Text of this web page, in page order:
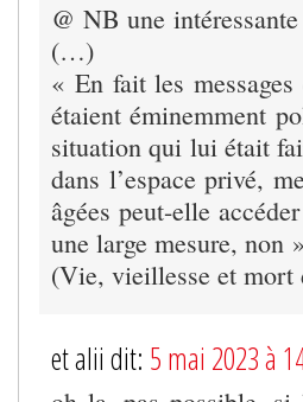
@ NB une
(…)
« En fait les
étaient éminemment
situation qui lui était
dans l’espace privé,
âgées peut-elle
une large mesure, non
(Vie, vieillesse et mort
et alii dit: 5 mai 2023 à